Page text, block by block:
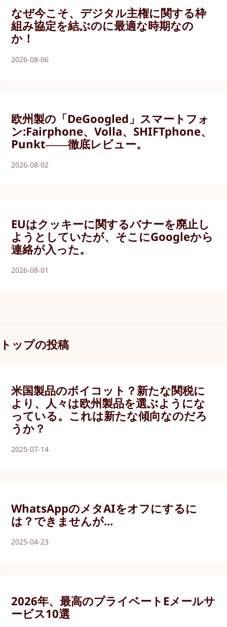
なぜ今こそ、デジタル主権に関する枠
組み協定を結ぶのに最適な時期なの
か！
2026-08-06
欧州製の「DeGoogled」スマートフォ
ン:Fairphone、Volla、SHIFTphone、
Punkt――徹底レビュー。
2026-08-02
EUはクッキーに関するバナーを廃止し
ようとしていたが、そこにGoogleから
連絡が入った。
2026-08-01
トップの投稿
米国製品のボイコット？新たな関税に
より、人々は欧州製品を選ぶようにな
っている。これは新たな傾向なのだろ
うか？
2025-07-14
WhatsAppのメタAIをオフにするに
は？できませんが...
2025-04-23
2026年、最高のプライベートEメールサ
ービス10選